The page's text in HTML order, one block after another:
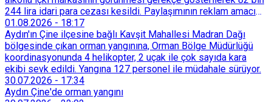
ilçelere yöneldi.
244 lira idari para cezası kesildi. Paylaşımının reklam amacı
taşımadığını savunan Dören, cezanın iptali için yargıya
başvurdu.
01.08.2026 - 18:17
Aydın'ın Çine ilçesine bağlı Kavşit Mahallesi Madran Dağı
bölgesinde çıkan orman yangınına, Orman Bölge Müdürlüğü
koordinasyonunda 4 helikopter, 2 uçak ile çok sayıda kara
ekibi sevk edildi. Yangına 127 personel ile müdahale sürüyor.
30.07.2026 - 17:34
Aydın Çine'de orman yangını